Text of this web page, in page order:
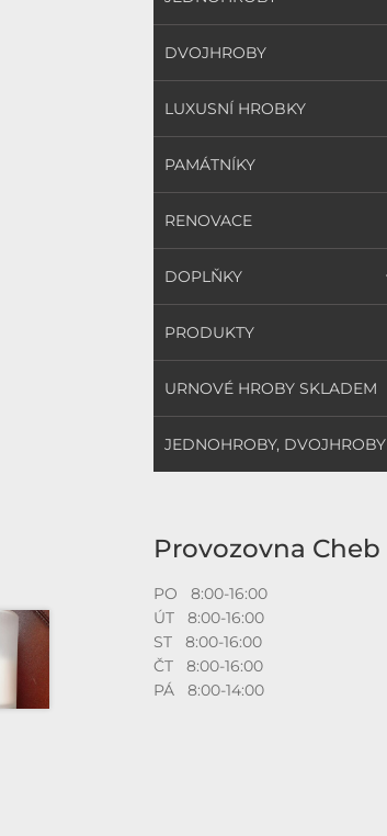
DVOJHROBY
LUXUSNÍ HROBKY
PAMÁTNÍKY
RENOVACE
DOPLŇKY
PRODUKTY
URNOVÉ HROBY SKLADEM
JEDNOHROBY, DVOJHROBY
Provozovna Cheb
PO 8:00-16:00
ÚT 8:00-16:00
ST 8:00-16:00
ČT 8:00-16:00
PÁ 8:00-14:00